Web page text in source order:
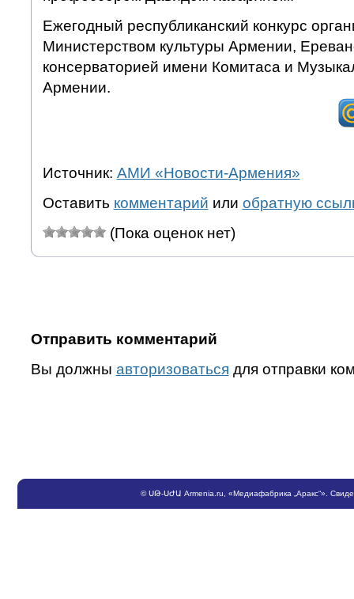
Ежегодный республиканский конкурс
Министерством культуры Армении,
консерваторией имени Комитаса и
Армении.
Источник: АМИ «Новости-Армения»
Оставить комментарий или обратную
(Пока оценок нет)
Отправить комментарий
Вы должны авторизоваться для отправки
©ՍԹ-ՍԺԱ Armenia.ru , «Медиафабрика „Аракс“».